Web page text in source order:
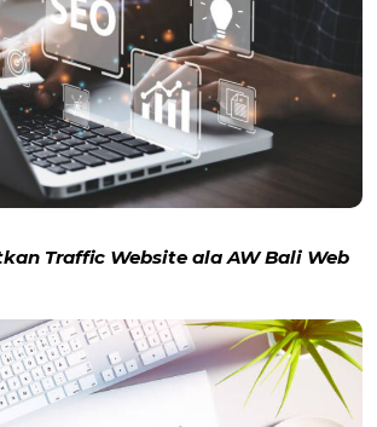
Traffic Website ala AW Bali Web